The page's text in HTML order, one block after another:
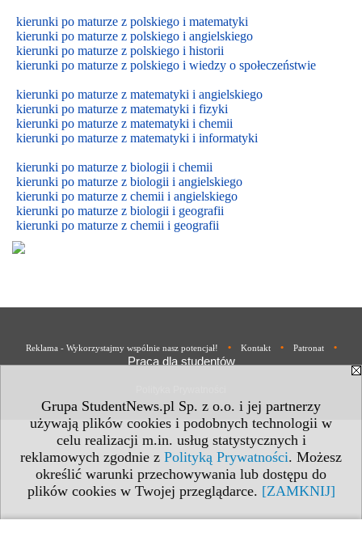
Grupa StudentNews.pl Sp. z o.o. i jej partnerzy
używają plików cookies i podobnych technologii w
celu realizacji m.in. usług statystycznych i
reklamowych zgodnie z Polityką Prywatności. Możesz
określić warunki przechowywania lub dostępu do
plików cookies w Twojej przeglądarce. [ZAMKNIJ]
kierunki po maturze z polskiego i matematyki
kierunki po maturze z polskiego i angielskiego
kierunki po maturze z polskiego i historii
kierunki po maturze z polskiego i wiedzy o społeczeństwie
kierunki po maturze z matematyki i angielskiego
kierunki po maturze z matematyki i fizyki
kierunki po maturze z matematyki i chemii
kierunki po maturze z matematyki i informatyki
kierunki po maturze z biologii i chemii
kierunki po maturze z biologii i angielskiego
kierunki po maturze z chemii i angielskiego
kierunki po maturze z biologii i geografii
kierunki po maturze z chemii i geografii
Reklama - Wykorzystajmy wspólnie nasz potencjał! • Kontakt • Patronat •
Praca dla studentów